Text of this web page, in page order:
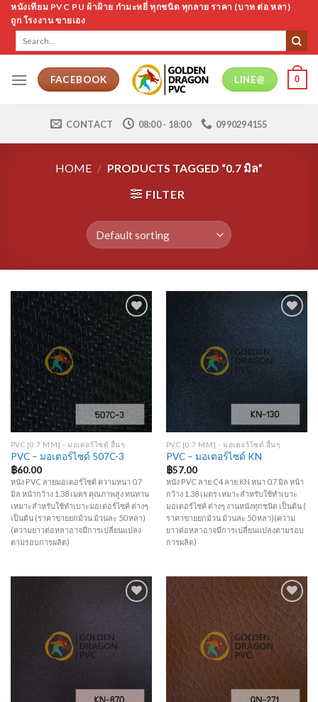
Skip
content
หนังเทียม PVC PU ผ้าฝ้าย กำมะหยี่ ทุกชนิด ทุกลาย ราคา (บาท ต่อ หลา)
ถูก โรงงาน ขายเอง
FACEBOOK LINE@ 0
CONTACT 08:00 - 18:00 0990294155
HOME / PRODUCTS TAGGED “0.7 มิล”
FILTER
Add to
Wishlist
PVC [0.7 MM] - มอเตอร์ไซด์ อื่นๆ
PVC – มอเตอร์ไซด์ 507C-3
฿60.00
หนัง PVC ลายมอเตอร์ไซด์ ความหนา 0.7
มิล หน้ากว้าง 1.38 เมตร คุณภาพสูง ทนทาน
เหมาะสำหรับใช้ทำเบาะมอเตอร์ไซค์ ต่างๆ
เป็นต้น (ราคาขายยกม้วน ม้วนละ 50 หลา)
(ความยาวต่อหลาอาจมีการเปลี่ยนแปลง
ตามรอบการผลิต)
Add to
Wishlist
PVC [0.7 MM] - มอเตอร์ไซด์ อื่นๆ
PVC – มอเตอร์ไซด์ KN
฿57.00
หนัง PVC ลาย C4 ลาย KN หนา 0.7 มิล หน้า
กว้าง 1.38 เมตร เหมาะสำหรับใช้ทำเบาะ
มอเตอร์ไซค์ ต่างๆ งานหนังทุกชนิด เป็นต้น (
ราคาขายยกม้วน ม้วนละ 50 หลา)(ความ
ยาวต่อหลาอาจมีการเปลี่ยนแปลงตามรอบ
การผลิต)
Add to
Wishlist
Add to
Wishlist